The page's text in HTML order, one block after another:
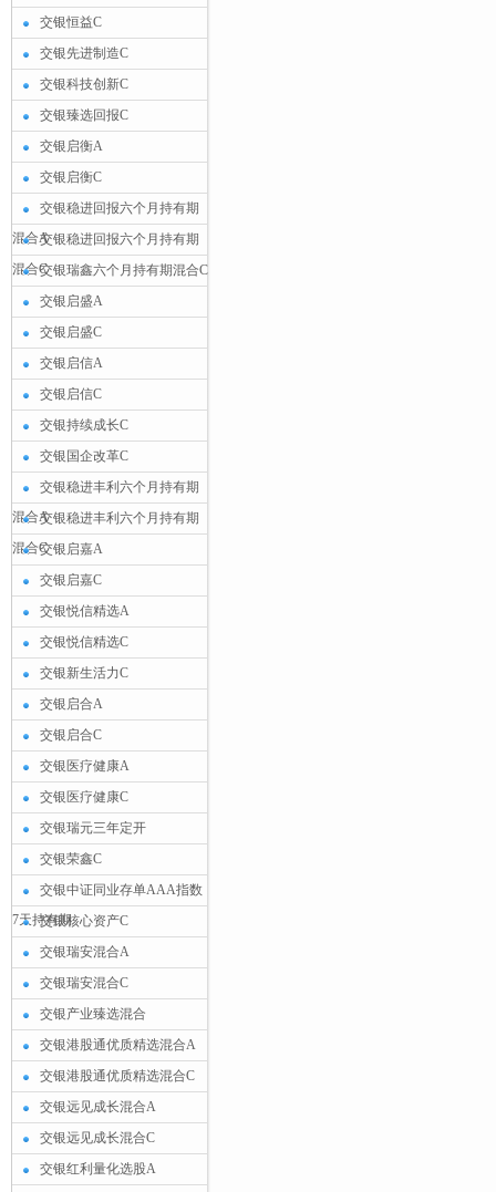
交银恒益C
交银先进制造C
交银科技创新C
交银臻选回报C
交银启衡A
交银启衡C
交银稳进回报六个月持有期
混合A交银稳进回报六个月持有期
混合C交银瑞鑫六个月持有期混合C
交银启盛A
交银启盛C
交银启信A
交银启信C
交银持续成长C
交银国企改革C
交银稳进丰利六个月持有期
混合A交银稳进丰利六个月持有期
混合C交银启嘉A
交银启嘉C
交银悦信精选A
交银悦信精选C
交银新生活力C
交银启合A
交银启合C
交银医疗健康A
交银医疗健康C
交银瑞元三年定开
交银荣鑫C
交银中证同业存单AAA指数
7天持有期交银核心资产C
交银瑞安混合A
交银瑞安混合C
交银产业臻选混合
交银港股通优质精选混合A
交银港股通优质精选混合C
交银远见成长混合A
交银远见成长混合C
交银红利量化选股A